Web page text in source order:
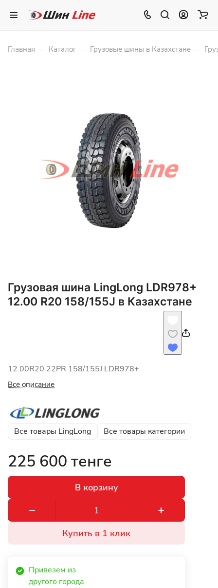
Главная – Каталог – Грузовые шины в Казахстане –
Грузовая шина LingLong LDR978+
12.00 R20 158/155J в Казахстане
12.00R20 22PR 158/155J LDR978+
Все описание
Все товары LingLong Все товары категории
225 600 тенге
В корзину
Купить в 1 клик
Привезем из
другого города